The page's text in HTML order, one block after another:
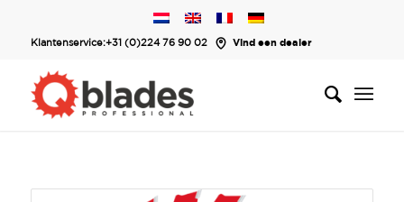
Klantenservice:+31 (0)224 76 90 02 Vind een dealer